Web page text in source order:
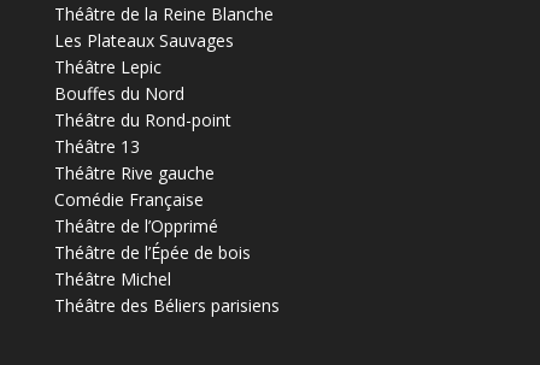
Théâtre de la Reine Blanche
Les Plateaux Sauvages
Théâtre Lepic
Bouffes du Nord
Théâtre du Rond-point
Théâtre 13
Théâtre Rive gauche
Comédie Française
Théâtre de l’Opprimé
Théâtre de l’Épée de bois
Théâtre Michel
Théâtre des Béliers parisiens